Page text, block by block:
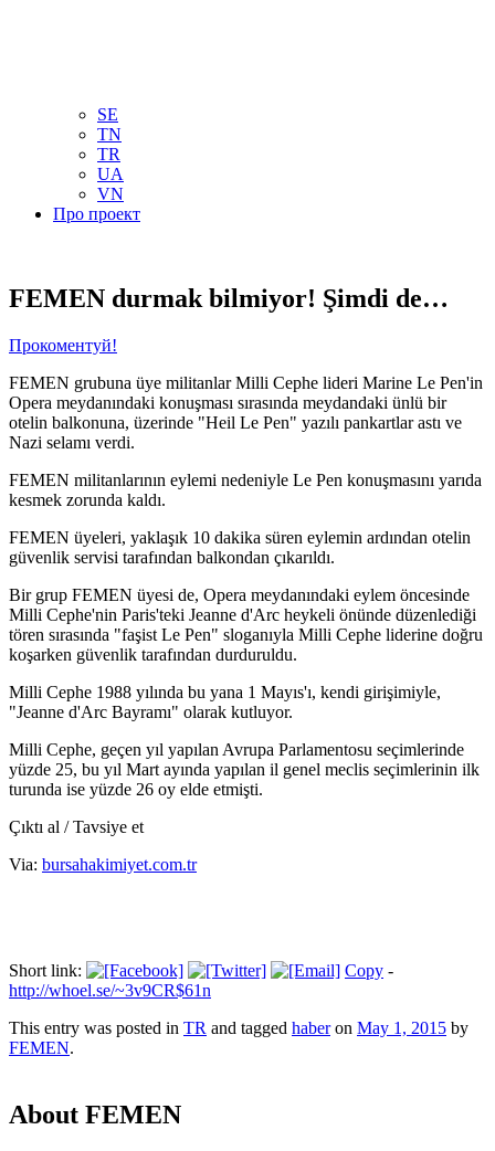
SE
TN
TR
UA
VN
Про проект
FEMEN durmak bilmiyor! Şimdi de…
Прокоментуй!
FEMEN grubuna üye militanlar Milli Cephe lideri Marine Le Pen'in
Opera meydanındaki konuşması sırasında meydandaki ünlü bir
otelin balkonuna, üzerinde "Heil Le Pen" yazılı pankartlar astı ve
Nazi selamı verdi.
FEMEN militanlarının eylemi nedeniyle Le Pen konuşmasını yarıda
kesmek zorunda kaldı.
FEMEN üyeleri, yaklaşık 10 dakika süren eylemin ardından otelin
güvenlik servisi tarafından balkondan çıkarıldı.
Bir grup FEMEN üyesi de, Opera meydanındaki eylem öncesinde
Milli Cephe'nin Paris'teki Jeanne d'Arc heykeli önünde düzenlediği
tören sırasında "faşist Le Pen" sloganıyla Milli Cephe liderine doğru
koşarken güvenlik tarafından durduruldu.
Milli Cephe 1988 yılında bu yana 1 Mayıs'ı, kendi girişimiyle,
"Jeanne d'Arc Bayramı" olarak kutluyor.
Milli Cephe, geçen yıl yapılan Avrupa Parlamentosu seçimlerinde
yüzde 25, bu yıl Mart ayında yapılan il genel meclis seçimlerinin ilk
turunda ise yüzde 26 oy elde etmişti.
Çıktı al / Tavsiye et
Via: bursahakimiyet.com.tr
Short link: Copy -
http://whoel.se/~3v9CR$61n
This entry was posted in TR and tagged haberon May 1, 2015 by
FEMEN.
About FEMEN